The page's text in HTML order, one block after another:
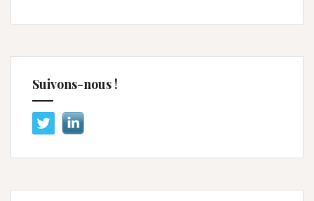
Suivons-nous !